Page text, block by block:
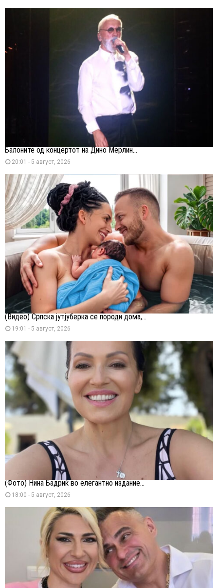
Балоните од концертот на Дино Мерлин...
20:01 - 5 август, 2026
(Видео) Српска јутјуберка се породи дома,...
19:01 - 5 август, 2026
(Фото) Нина Бадриќ во елегантно издание...
18:00 - 5 август, 2026